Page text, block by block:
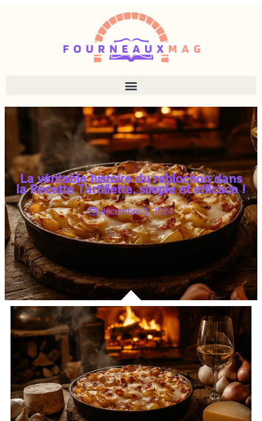
La véritable histoire du reblochon dans
la Recette Tartiflette, simple et efficace !
décembre 3, 2024